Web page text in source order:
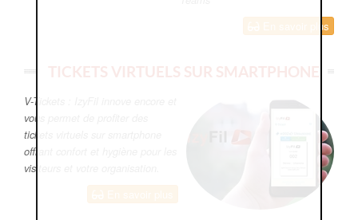
En savoir plus
TICKETS VIRTUELS SUR SMARTPHONE
V-Tickets : IzyFil innove encore et
vous permet de profiter des
tickets virtuels sur smartphone
offrant confort et hygiène pour les
visiteurs et votre organisation.